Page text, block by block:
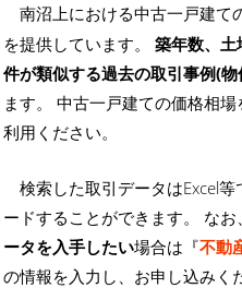
南沼上における中古一戸建て
を提供しています。 築年数、土
件が類似する過去の取引事例(
ます。 中古一戸建ての価格相
利用ください。
検索した取引データはExcel
ードすることができます。 なお、
ータを入手したい場合は『不動
の情報を入力し、お申し込みく